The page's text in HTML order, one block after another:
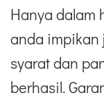
Hanya dalam
anda impikan
syarat dan
berhasil.